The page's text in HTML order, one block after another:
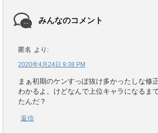
みんなのコメント
匿名 より:
2020年4月24日 9:38 PM
まぁ初期のケンすっぽ抜け多かったしな修
わかるよ。けどなんで上位キャラになるま
たんだ？
返信